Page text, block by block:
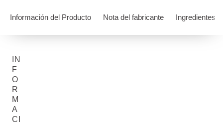
Información del Producto Nota del fabricante Ingredientes
IN
F
O
R
M
A
CI